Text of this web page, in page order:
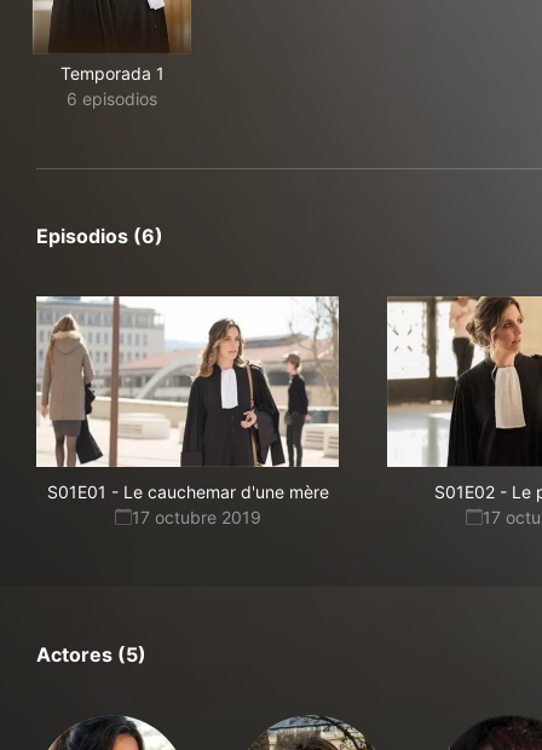
Temporada 1
6 episodios
Episodios (6)
S01E01 - Le cauchemar d'une mère
17 octubre 2019
S01E02 - Le
17
Actores (5)